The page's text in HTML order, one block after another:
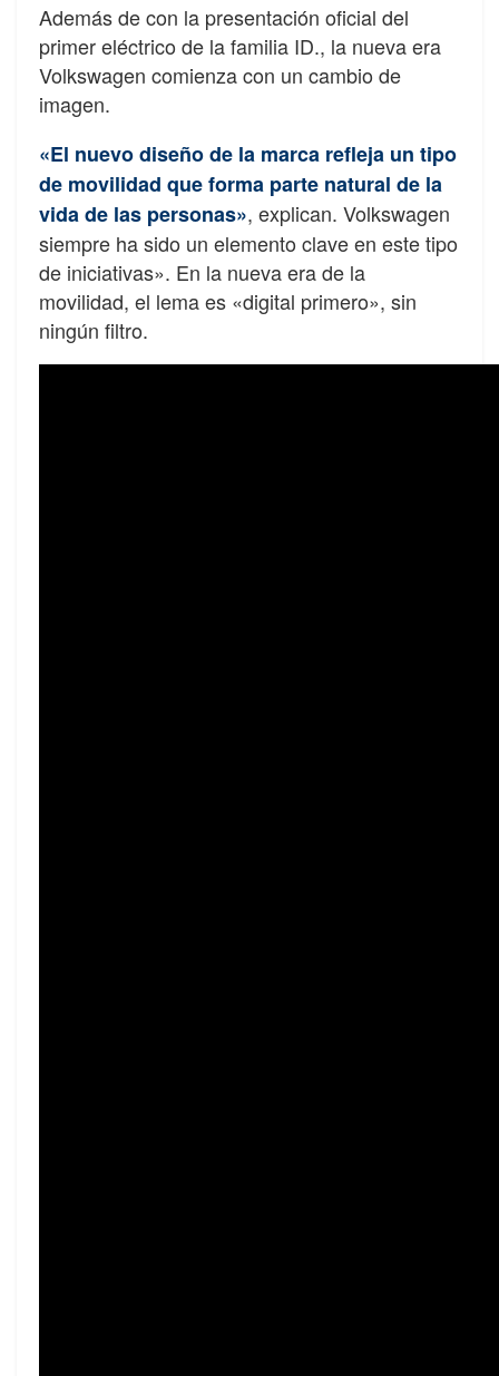
Además de con la presentación oficial del
primer eléctrico de la familia ID., la nueva era
Volkswagen comienza con un cambio de
imagen.
«El nuevo diseño de la marca refleja un tipo
de movilidad que forma parte natural de la
vida de las personas», explican. Volkswagen
siempre ha sido un elemento clave en este tipo
de iniciativas». En la nueva era de la
movilidad, el lema es «digital primero», sin
ningún filtro.